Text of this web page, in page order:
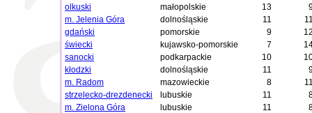
olkuski
małopolskie 13
m. Jelenia Góra
dolnośląskie 11
gdański
pomorskie 9
świecki
kujawsko-pomorskie 7
sanocki
podkarpackie 10
kłodzki
dolnośląskie 11
m. Radom
mazowieckie 8
strzelecko-drezdenecki
lubuskie 11
m. Zielona Góra
lubuskie 11